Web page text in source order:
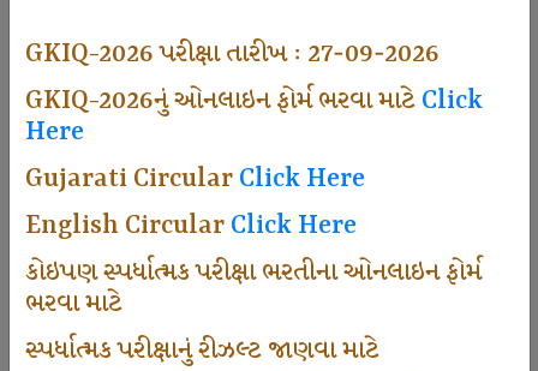
GKIQ-2026 પરીક્ષા તારીખ : 27-09-2026
GKIQ-2026નું ઓનલાઇન ફોર્મ ભરવા માટેClick
Here
Gujarati CircularClick Here
English CircularClick Here
કોઇપણ સ્પર્ધાત્મક પરીક્ષા ભરતીના ઓનલાઇન ફોર્મ
ભરવા માટે
સ્પર્ધાત્મક પરીક્ષાનું રીઝલ્ટ જાણવા માટે
493
665
Sarvottam Karkirdi Subscripton